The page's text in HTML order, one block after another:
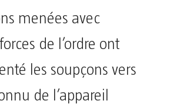
menées avec
de l’ordre ont
les soupçons vers
de l’appareil